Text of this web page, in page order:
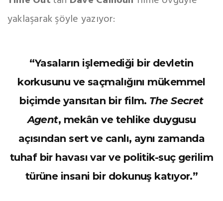
yaklaşarak şöyle yazıyor:
“Yasaların işlemediği bir devletin
korkusunu ve saçmalığını mükemmel
biçimde yansıtan bir film. The Secret
Agent, mekân ve tehlike duygusu
açısından sert ve canlı, aynı zamanda
tuhaf bir havası var ve politik-suç gerilim
türüne insani bir dokunuş katıyor.”